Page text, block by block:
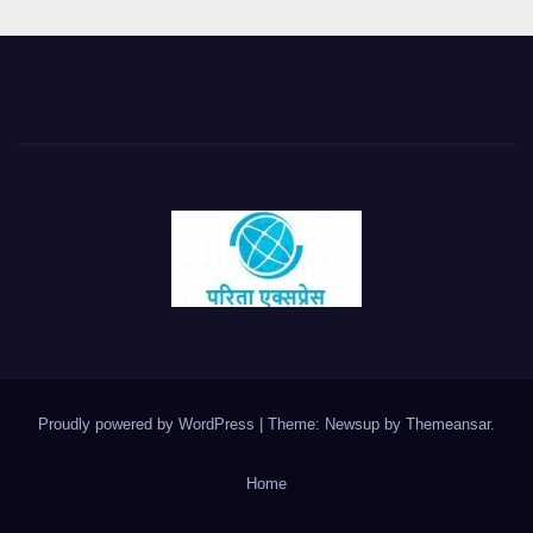
Proudly powered by WordPress Theme: Newsup by Themeansar.
Home